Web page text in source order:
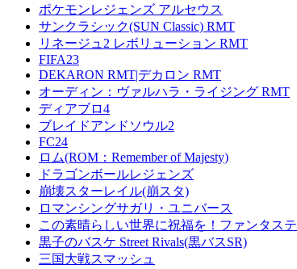
ポケモンレジェンズ アルセウス
サンクラシック(SUN Classic) RMT
リネージュ2 レボリューション RMT
FIFA23
DEKARON RMT|デカロン RMT
オーディン：ヴァルハラ・ライジング RMT
ディアブロ4
ブレイドアンドソウル2
FC24
ロム(ROM：Remember of Majesty)
ドラゴンボールレジェンズ
崩壊スターレイル(崩スタ)
ロマンシングサガリ・ユニバース
この素晴らしい世界に祝福を！ファンタス
黒子のバスケ Street Rivals(黒バスSR)
三国大戦スマッシュ